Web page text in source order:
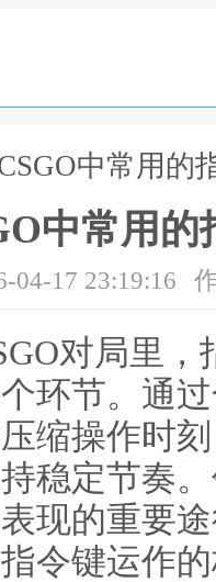
中常用的
中常用的
04-17 23:19:16
对局里
环节。通
缩操作时
稳定节奏
现的重要
令键运作